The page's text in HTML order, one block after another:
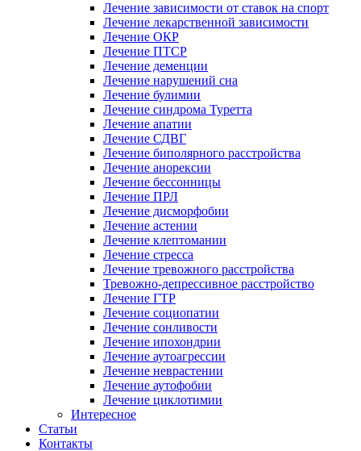
Лечение зависимости от ставок на спорт
Лечение лекарственной зависимости
Лечение ОКР
Лечение ПТСР
Лечение деменции
Лечение нарушений сна
Лечение булимии
Лечение синдрома Туретта
Лечение апатии
Лечение СДВГ
Лечение биполярного расстройства
Лечение анорексии
Лечение бессонницы
Лечение ПРЛ
Лечение дисморфобии
Лечение астении
Лечение клептомании
Лечение стресса
Лечение тревожного расстройства
Тревожно-депрессивное расстройство
Лечение ГТР
Лечение социопатии
Лечение сонливости
Лечение ипохондрии
Лечение аутоагрессии
Лечение неврастении
Лечение аутофобии
Лечение циклотимии
Интересное
Статьи
Контакты